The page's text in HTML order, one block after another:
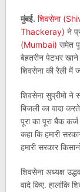
मुंबई. शिवसेना
Thackeray) ने
(Mumbai) समेत
बेहतरीन पेटभर खाने
शिवसेना की रैली में
शिवसेना सुप्रीमो ने
बिजली का वादा
पूरा का पूरा बैंक
कहा कि हमारी
हमारी सरकार
शिवसेना अध्यक्ष
वादे किए. हालांकि